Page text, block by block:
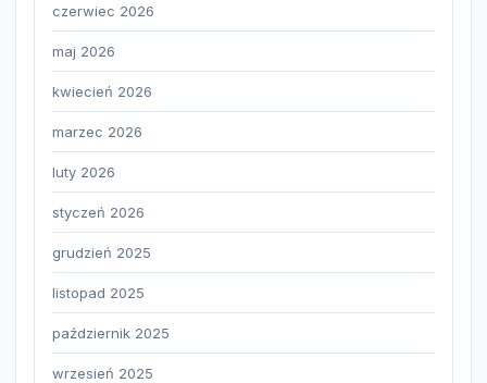
czerwiec 2026
maj 2026
kwiecień 2026
marzec 2026
luty 2026
styczeń 2026
grudzień 2025
listopad 2025
październik 2025
wrzesień 2025